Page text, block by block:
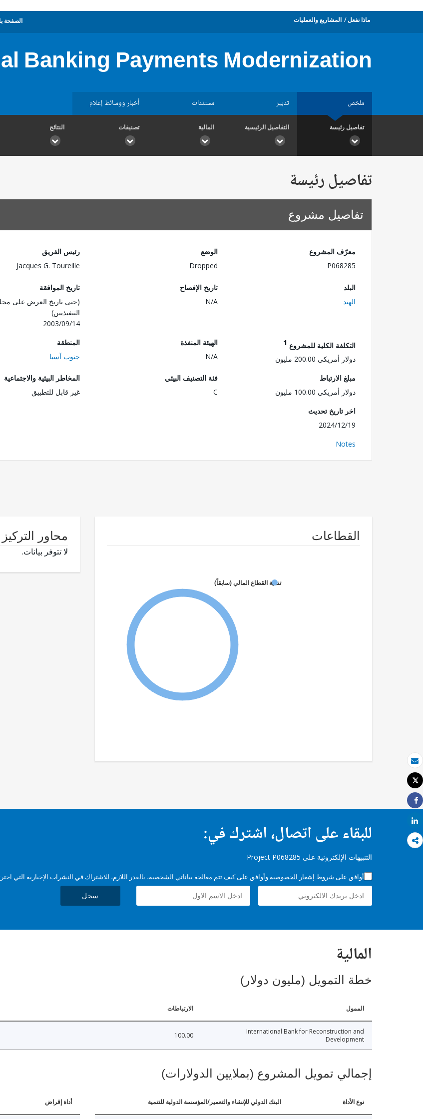
بريد الكتروني
طباعة
Tweet
Share
Share
ماذا نفعل المشاريع والعمليات الصفحة
Banking Payments Modernization
ملخص تدبير مستندات أخبار ووسائط إعلام
تفاصيل رئيسة التفاصيل الرئيسية المالية تصنيفات النتائج
تفاصيل رئيسة
تفاصيل مشروع
معرّف المشروع
P068285
الوضع
Dropped
رئيس الفريق
Jacques G. Toureille
البلد
الهند
تاريخ الإفصاح
N/A
تاريخ الموافقة
(حتى تاريخ العرض على
التنفيذيين)
2003/09/14
التكلفة الكلية للمشروع 1
دولار أمريكي 200.00 مليون
الهيئة المنفذة
N/A
المنطقة
جنوب آسيا
مبلغ الارتباط
دولار أمريكي 100.00 مليون
فئة التصنيف البيئي
C
المخاطر البيئية والاجتماعية
غير قابل للتطبيق
اخر تاريخ تحديث
2024/12/19
Notes
القطاعات
تنمية القطاع المالي (سابقاً)
محاور التركيز
لا تتوفر بيانات.
للبقاء على اتصال، اشترك في:
التنبيهات الإلكترونية على Project P068285
أوافق على شروط إشعار الخصوصية وأوافق على كيف تتم معالجة بياناتي الشخصية، بالقدر اللازم، للاشتراك في النشرات الإخبارية التي
سجل
المالية
خطة التمويل (مليون دولار)
الممول الارتباطات
International Bank for Reconstruction and
Development
100.00
إجمالي تمويل المشروع (بملايين الدولارات)
نوع الأداة البنك الدولي للإنشاء والتعمير/المؤسسة الدولية للتنمية أداة إقراض